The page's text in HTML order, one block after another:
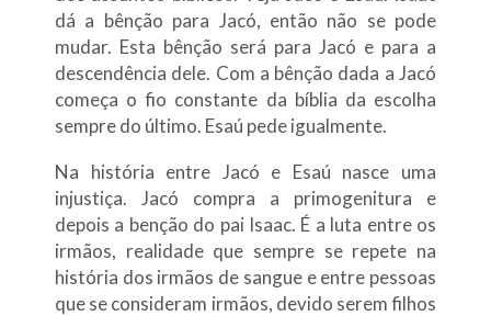
dá a bênção para Jacó, então não se pode
mudar. Esta bênção será para Jacó e para a
descendência dele. Com a bênção dada a Jacó
começa o fio constante da bíblia da escolha
sempre do último. Esaú pede igualmente.
Na história entre Jacó e Esaú nasce uma
injustiça. Jacó compra a primogenitura e
depois a benção do pai Isaac. É a luta entre os
irmãos, realidade que sempre se repete na
história dos irmãos de sangue e entre pessoas
que se consideram irmãos, devido serem filhos